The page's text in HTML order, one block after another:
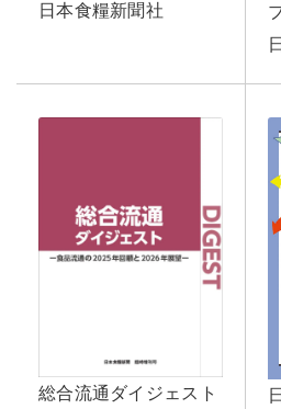
日本食糧新聞社
総合流通ダイジェスト